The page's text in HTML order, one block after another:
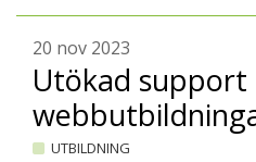
20 nov 2023
Utökad support
UTBILDNING